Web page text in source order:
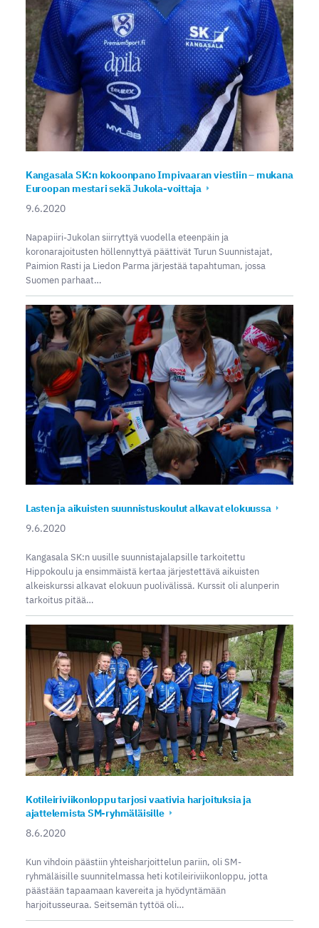
Kangasala SK:n kokoonpano Impivaaran viestiin – mukana
Euroopan mestari sekä Jukola-voittaja
9.6.2020
Napapiiri-Jukolan siirryttyä vuodella eteenpäin ja
koronarajoitusten höllennyttyä päättivät Turun Suunnistajat,
Paimion Rasti ja Liedon Parma järjestää tapahtuman, jossa
Suomen parhaat…
Lasten ja aikuisten suunnistuskoulut alkavat elokuussa
9.6.2020
Kangasala SK:n uusille suunnistajalapsille tarkoitettu
Hippokoulu ja ensimmäistä kertaa järjestettävä aikuisten
alkeiskurssi alkavat elokuun puolivälissä. Kurssit oli alunperin
tarkoitus pitää…
Kotileiriviikonloppu tarjosi vaativia harjoituksia ja
ajattelemista SM-ryhmäläisille
8.6.2020
Kun vihdoin päästiin yhteisharjoittelun pariin, oli SM-
ryhmäläisille suunnitelmassa heti kotileiriviikonloppu, jotta
päästään tapaamaan kavereita ja hyödyntämään
harjoitusseuraa. Seitsemän tyttöä oli…